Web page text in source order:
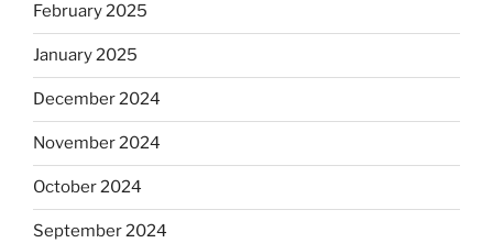
February 2025
January 2025
December 2024
November 2024
October 2024
September 2024